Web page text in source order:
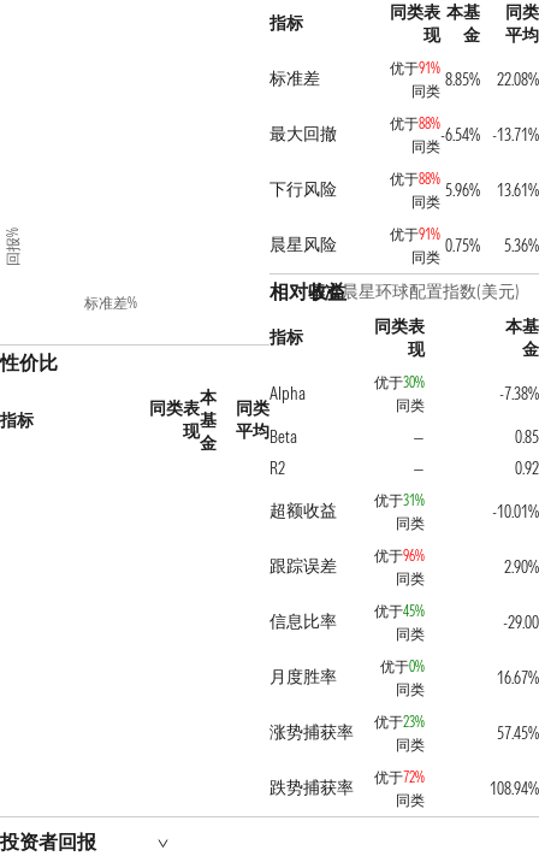
标准差%
回报%
性价比
指标
同类表
现
本
基
金
同类
平均
指标
同类表
现
本基
金
同类
平均
标准差
优于91%
同类
8.85% 22.08%
最大回撤 优于88%
同类
-6.54% -13.71%
下行风险 优于88%
同类
5.96% 13.61%
晨星风险 优于91%
同类
0.75% 5.36%
相对收益
基准晨星环球配置指数(美元)
指标
同类表
现
本基
金
Alpha
优于30%
同类
-7.38%
Beta
—
0.85
R2
—
0.92
超额收益
优于31%
同类
-10.01%
跟踪误差 优于96%
同类
2.90%
信息比率 优于45%
同类
-29.00
月度胜率 优于0%
同类
16.67%
涨势捕获率 优于23%
同类
57.45%
跌势捕获率 优于72%
同类
108.94%
投资者回报